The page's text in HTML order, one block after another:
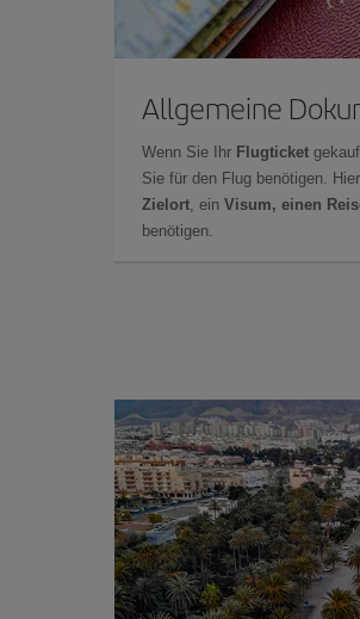
Allgemeine
Wenn Sie Ihr Flugticket
Sie für den Flug benötigen.
Zielort, ein Visum, einen
benötigen.